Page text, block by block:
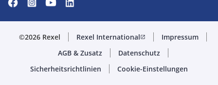
©2026 Rexel Rexel Internationalopen_in_new
Impressum
AGB & Zusatz
Datenschutz
Sicherheitsrichtlinien
Cookie-Einstellungen